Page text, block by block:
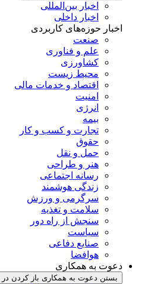
اخبار بین‌المللی
اخبار داخلی
اخبار حوزه‌های کاربردی
صنعت
علم و فناوری
کشاورزی
محیط زیست
اقتصاد و خدمات مالی
امنیت
انرژی
بیمه
تجارت و کسب و کار
حقوق
حمل و نقل
هنر و طراحی
رسانه اجتماعی
زندگی هوشمند
سرگرمی و ورزش
سلامت و تغذیه
سنجش از راه دور
سیاست
صنایع دفاعی
هوافضا
دعوت به همکاری
بستن دعوت به همکاری باز کردن